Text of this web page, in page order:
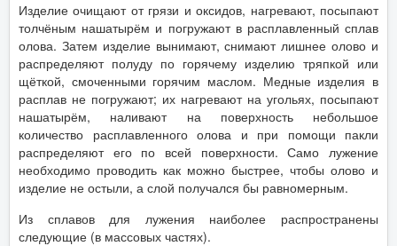
Изделие очищают от грязи и оксидов, нагревают, посыпают
толчёным нашатырём и погружают в расплавленный сплав
олова. Затем изделие вынимают, снимают лишнее олово и
распределяют полуду по горячему изделию тряпкой или
щёткой, смоченными горячим маслом. Медные изделия в
расплав не погружают; их нагревают на угольях, посыпают
нашатырём, наливают на поверхность небольшое
количество расплавленного олова и при помощи пакли
распределяют его по всей поверхности. Само лужение
необходимо проводить как можно быстрее, чтобы олово и
изделие не остыли, а слой получался бы равномерным.
Из сплавов для лужения наиболее распространены
следующие (в массовых частях).